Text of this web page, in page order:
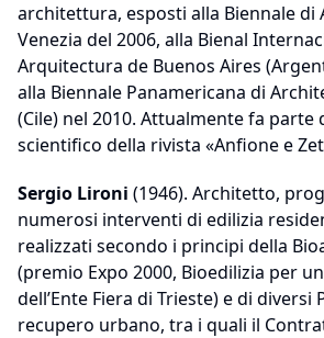
architettura, esposti alla Biennale di
Venezia del 2006, alla Bienal
Arquitectura de Buenos Aires
alla Biennale Panamericana di
(Cile) nel 2010. Attualmente fa parte
scientifico della rivista «Anfione e
Sergio Lironi (1946). Architetto,
numerosi interventi di edilizia
realizzati secondo i principi della
(premio Expo 2000, Bioedilizia per
dell’Ente Fiera di Trieste) e di
recupero urbano, tra i quali il